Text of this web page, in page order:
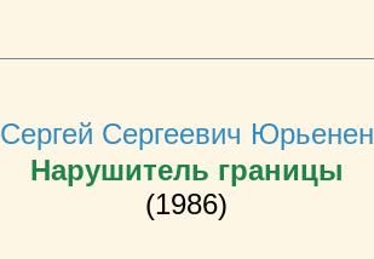
Сергей Сергеевич Юрьенен
Нарушитель границы
(1986)